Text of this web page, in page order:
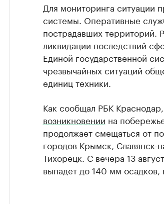
Для мониторинга ситуации
системы. Оперативные
пострадавших территорий.
ликвидации последствий
Единой государственной
чрезвычайных ситуаций
единиц техники.
Как сообщал РБК
возникновении на
продолжает смещаться от
городов Крымск, Славянск-
Тихорецк. С вечера 13
выпадет до 140 мм